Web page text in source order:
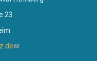
23
(Link